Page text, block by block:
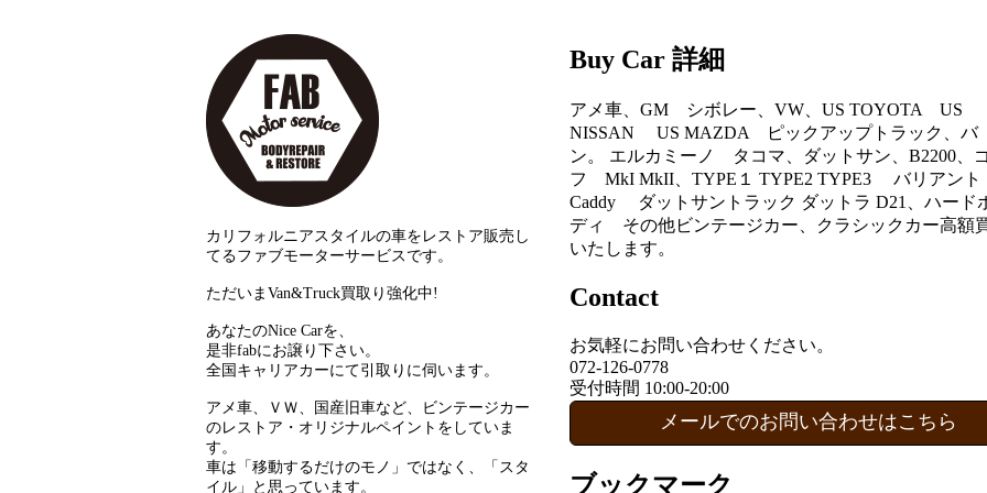
カリフォルニアスタイルの車をレストア販売し
てるファブモーターサービスです。
ただいまVan&Truck買取り強化中!
あなたのNice Carを、
是非fabにお譲り下さい。
全国キャリアカーにて引取りに伺います。
アメ車、ＶＷ、国産旧車など、ビンテージカー
のレストア・オリジナルペイントをしていま
す。
車は「移動するだけのモノ」ではなく、「スタ
イル」と思っています。
Buy Car 詳細
アメ車、GM シボレー、VW、US TOYOTA US
NISSAN US MAZDA ピックアップトラック、バ
ン。 エルカミーノ タコマ、ダットサン、B2200、
フ MkI MkII、TYPE１ TYPE2 TYPE3 バリアン
Caddy ダットサントラック ダットラ D21、ハード
ディ その他ビンテージカー、クラシックカー高額
いたします。
Contact
お気軽にお問い合わせください。
072-126-0778
受付時間 10:00-20:00
メールでのお問い合わせはこちら
ブックマーク